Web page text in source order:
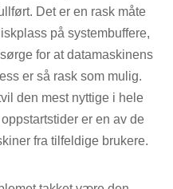
Det er en rask måte
på systembuffere,
for at datamaskinens
er så rask som mulig.
den mest nyttige i hele
er en av de
fra tilfeldige brukere.